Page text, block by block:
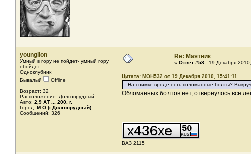
younglion
Умный в гору не пойдет- умный гору
обойдет.
Одноклубник
Бывалый
Offline
Возраст: 32
Расположение: Долгопрудный
Авто: 2,9 АТ ... 200. г.
Город: М.О (г.Долгопрудный)
Сообщений: 326
Re: Маятник
« Ответ #58 : 19 Декабря
Цитата: MOH532 от 19 Декабря 2010, 15:41:11
На снимке вроде есть поломанные болты?
Обломанных болтов нет, отвернулось все
ВАЗ 2115